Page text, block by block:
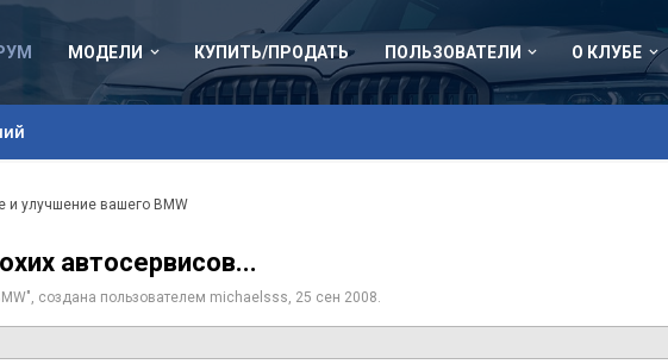
МОДЕЛИ КУПИТЬ/ПРОДАТЬ ПОЛЬЗОВАТЕЛИ О КЛУБЕ
и улучшение вашего BMW
автосервисов...
", создана пользователем michaelsss, 25 сен 2008.